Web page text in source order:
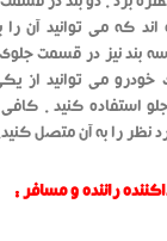
برد . دو بند در
که می توانید آن
بند نیز در قسمت
می توانید از
استفاده کنید .
نظر را به آن متصل
راننده و مسافر :